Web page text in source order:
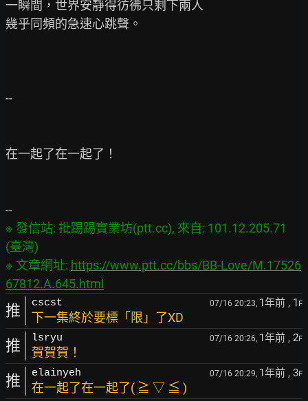
一瞬間，世界安靜得彷彿只剩下兩人
幾乎同頻的急速心跳聲。
--
在一起了在一起了！
※ 發信站: 批踢踢實業坊(ptt.cc), 來自: 101.12.205.71
(臺灣)
※ 文章網址: https://www.ptt.cc/bbs/BB-Love/M.17526
67812.A.645.html
推 cscst 07/16 20:23, 1年前 , 1 F
下一集終於要標「限」了XD
推 lsryu 07/16 20:26, 1年前 , 2F
賀賀賀！
推 elainyeh 07/16 20:29, 1年前 , 3F
在一起了在一起了( ≧ ▽ ≦ )